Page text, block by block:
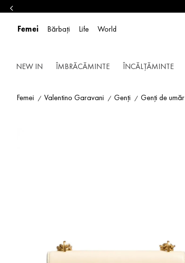
Femei Bărbați Life World
NEW IN ÎMBRĂCĂMINTE ÎNCĂLȚĂMINTE
Femei Valentino Garavani Genți Genți de umăr